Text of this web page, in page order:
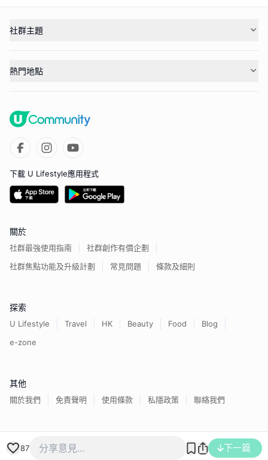
87 下一篇
社群主題
熱門地點
下載 U Lifestyle應用程式
關於
社群最強使用指南
社群創作有價企劃
社群焦點功能及升級計劃
常見問題 條款及細則
探索
U Lifestyle Travel HK Beauty Food
Blog
e-zone
其他
關於我們 免責聲明 使用條款 私隱政策 聯絡我們
香港經濟日報版權所有©